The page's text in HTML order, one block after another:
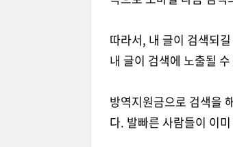
따라서, 내 글이 검색되
내 글이 검색에 노출될
방역지원금으로 검색을
다. 발빠른 사람들이 이